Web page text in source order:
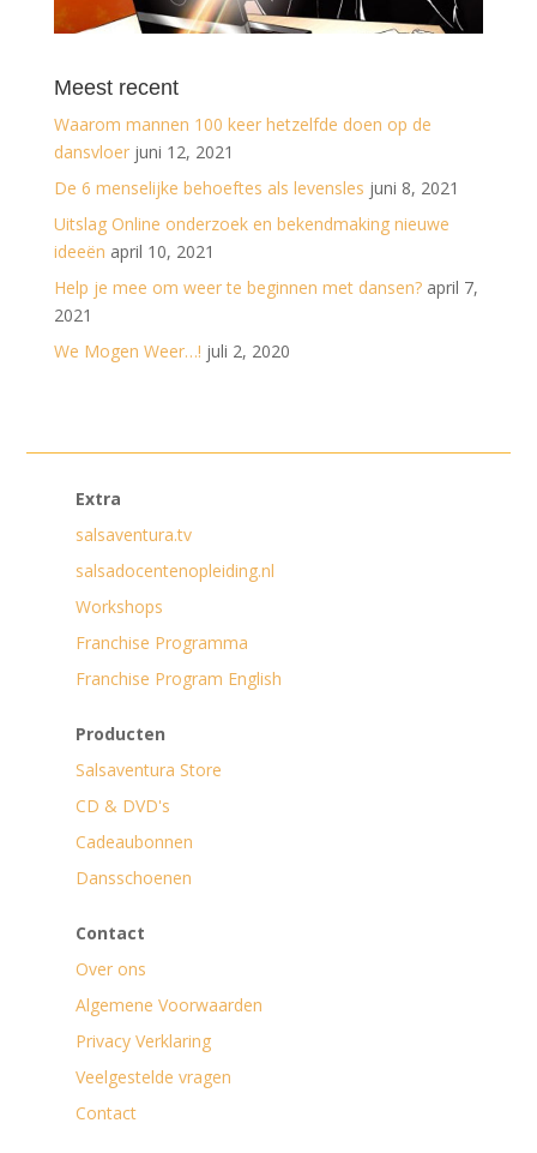
Meest recent
Waarom mannen 100 keer hetzelfde doen op de
dansvloer juni 12, 2021
De 6 menselijke behoeftes als levensles juni 8, 2021
Uitslag Online onderzoek en bekendmaking nieuwe
ideeën april 10, 2021
Help je mee om weer te beginnen met dansen? april 7,
2021
We Mogen Weer…! juli 2, 2020
Extra
salsaventura.tv
salsadocentenopleiding.nl
Workshops
Franchise Programma
Franchise Program English
Producten
Salsaventura Store
CD & DVD's
Cadeaubonnen
Dansschoenen
Contact
Over ons
Algemene Voorwaarden
Privacy Verklaring
Veelgestelde vragen
Contact